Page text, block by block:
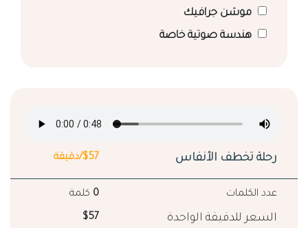
موشن جرافيك
هندسة صوتية خاصة
رحلة تخطف الأنفاس $57/دقيقة
عدد الكلمات 0 كلمة
السعر للدقيقة الواحدة $57